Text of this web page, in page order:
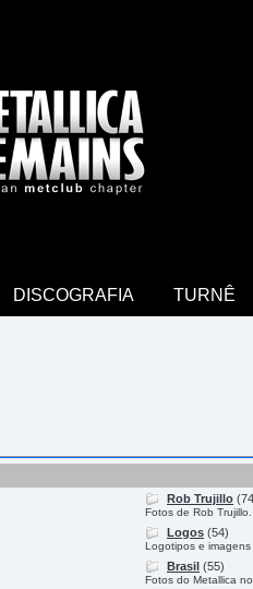
DISCOGRAFIA TURNÊ
Rob Trujillo
Fotos de Rob Trujillo.
Logos (54)
Logotipos e
Brasil (55)
Fotos do Metallica